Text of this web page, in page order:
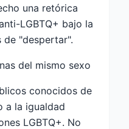
una retórica
LGBTQ+ bajo la
de "despertar".
del mismo sexo
conocidos de
a la igualdad
LGBTQ+. No